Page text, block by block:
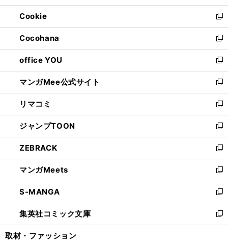
開
く
ウ
で
開
く
ン
ド
ウ
で
開
く
ウ
ィ
ン
ド
ウ
で
開
く
Cookie
新
し
い
ウ
ィ
ン
ド
ウ
で
開
く
Cocohana
新
し
い
ウ
ィ
ン
ド
ウ
で
開
く
office YOU
新
し
い
ウ
ィ
ン
ド
ウ
で
開
く
マンガMee公式サイト
新
し
い
ウ
ィ
ン
ド
ウ
で
開
く
リマコミ
新
し
い
ウ
ィ
ン
ド
ウ
で
開
く
ジャンプTOON
新
し
い
ウ
ィ
ン
ド
ウ
で
開
ZEBRACK
新
し
い
ウ
ィ
ン
ド
ウ
マンガMeets
新
し
い
ウ
ィ
ン
S-MANGA
新
し
い
ウ
集英社コミック文庫
新
し
取材・ファッション